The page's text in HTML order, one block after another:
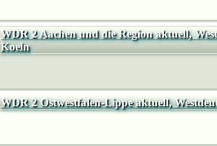
WDR 2 Aachen und die Region aktuell,
Koeln
WDR 2 Ostwestfalen-Lippe aktuell,